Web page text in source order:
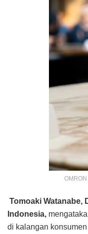
Tomoaki Watanabe,
Indonesia,
di kalangan